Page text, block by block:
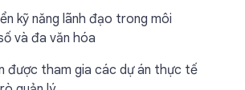
kỹ năng lãnh đạo trong môi
và đa văn hóa
được tham gia các dự án thực tế